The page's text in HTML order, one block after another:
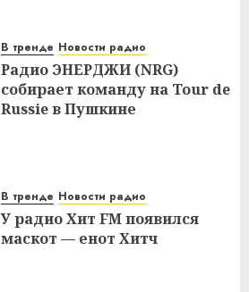
В тренде Новости радио
Радио ЭНЕРДЖИ (NRG)
собирает команду на Tour de
Russie в Пушкине
В тренде Новости радио
У радио Хит FM появился
маскот — енот Хитч